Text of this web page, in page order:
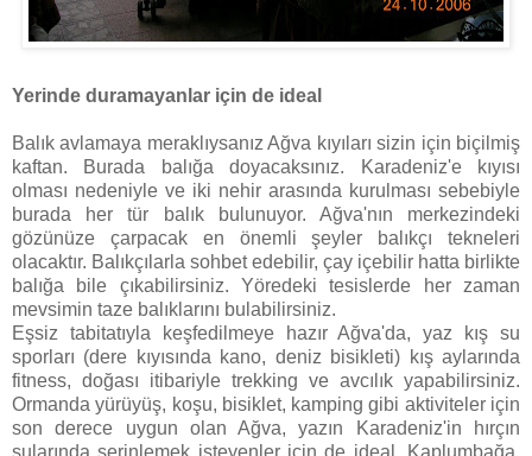
Yerinde duramayanlar için de ideal
Balık avlamaya meraklıysanız Ağva kıyıları sizin için biçilmiş
kaftan. Burada balığa doyacaksınız. Karadeniz'e kıyısı
olması nedeniyle ve iki nehir arasında kurulması sebebiyle
burada her tür balık bulunuyor. Ağva'nın merkezindeki
gözünüze çarpacak en önemli şeyler balıkçı tekneleri
olacaktır. Balıkçılarla sohbet edebilir, çay içebilir hatta birlikte
balığa bile çıkabilirsiniz. Yöredeki tesislerde her zaman
mevsimin taze balıklarını bulabilirsiniz.
Eşsiz tabitatıyla keşfedilmeye hazır Ağva'da, yaz kış su
sporları (dere kıyısında kano, deniz bisikleti) kış aylarında
fitness, doğası itibariyle trekking ve avcılık yapabilirsiniz.
Ormanda yürüyüş, koşu, bisiklet, kamping gibi aktiviteler için
son derece uygun olan Ağva, yazın Karadeniz'in hırçın
sularında serinlemek isteyenler için de ideal. Kaplumbağa,